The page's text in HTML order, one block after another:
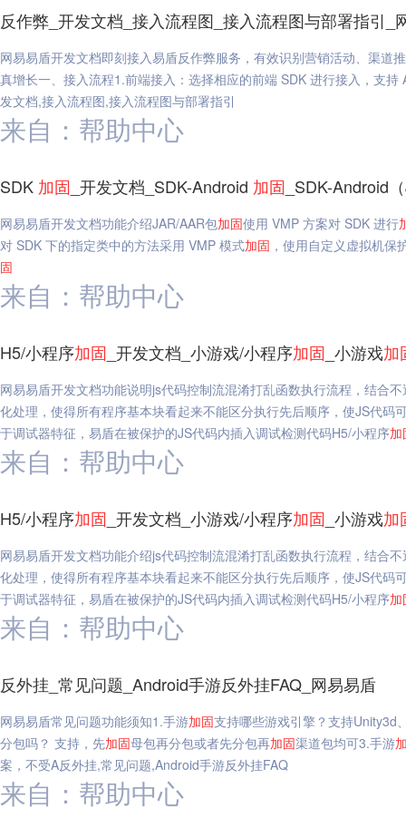
反作弊_开发文档_接入流程图_接入流程图与部署指引_
网易易盾开发文档即刻接入易盾反作弊服务，有效识别营销活动、渠道
真增长一、接入流程1.前端接入：选择相应的前端 SDK 进行接入，支
发文档,接入流程图,接入流程图与部署指引
来自：帮助中心
SDK 加固 _开发文档_SDK-Android 加固 _SDK-Android
网易易盾开发文档功能介绍JAR/AAR包加固使用 VMP 方案对 SDK 进行
对 SDK 下的指定类中的方法采用 VMP 模式加固 ，使用自定义虚拟机保
固
来自：帮助中心
H5/小程序加固 _开发文档_小游戏/小程序加固 _小游戏加
网易易盾开发文档功能说明js代码控制流混淆打乱函数执行流程，结合
化处理，使得所有程序基本块看起来不能区分执行先后顺序，使JS代
于调试器特征，易盾在被保护的JS代码内插入调试检测代码H5/小程序加
来自：帮助中心
H5/小程序加固 _开发文档_小游戏/小程序加固 _小游戏加
网易易盾开发文档功能介绍js代码控制流混淆打乱函数执行流程，结合
化处理，使得所有程序基本块看起来不能区分执行先后顺序，使JS代
于调试器特征，易盾在被保护的JS代码内插入调试检测代码H5/小程序加
来自：帮助中心
反外挂_常见问题_Android手游反外挂FAQ_网易易盾
网易易盾常见问题功能须知1.手游加固支持哪些游戏引擎？支持Unity3d
分包吗？ 支持，先加固母包再分包或者先分包再加固渠道包均可3.手游
案，不受A反外挂,常见问题,Android手游反外挂FAQ
来自：帮助中心